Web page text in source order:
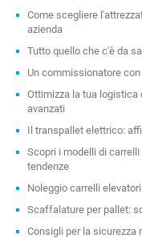
Come scegliere
azienda
Tutto quello che c'è da
Un commissionatore
Ottimizza la tua logistica
avanzati
Il transpallet elettrico:
Scopri i modelli di
tendenze
Noleggio carrelli
Scaffalature per pallet:
Consigli per la sicurezza